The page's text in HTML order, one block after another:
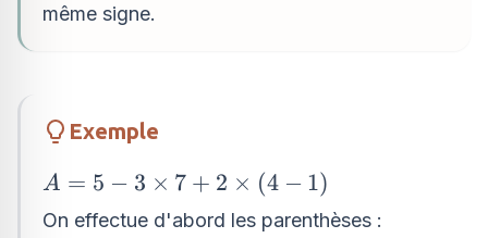
même signe.
Exemple
A=5 -
3\times
A = 5 − 3 × 7 + 2 × (4 − 1)
On effectue d'abord les parenthèses :